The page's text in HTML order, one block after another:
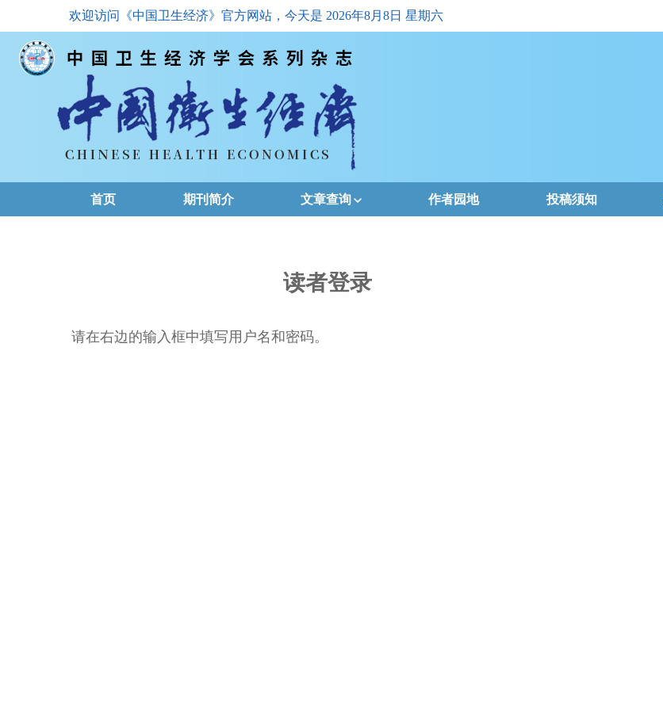
欢迎访问《中国卫生经济》官方网站，今天是 2026年8月8日 星期六
首页 期刊简介 文章查询
下载排名
作者园地 投稿须知
读者登录
请在右边的输入框中填写用户名和密码。